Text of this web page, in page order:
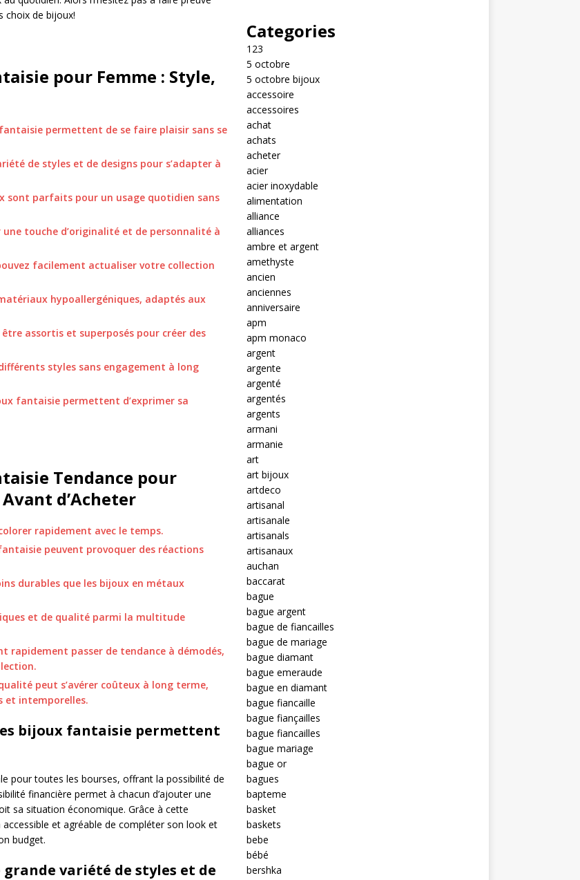
choix de bijoux!
pour Femme : Style,
permettent de se faire plaisir sans se
de styles et de designs pour s’adapter à
sont parfaits pour un usage quotidien sans
touche d’originalité et de personnalité à
facilement actualiser votre collection
hypoallergéniques, adaptés aux
assortis et superposés pour créer des
styles sans engagement à long
fantaisie permettent d’exprimer sa
Tendance pour
d’Acheter
rapidement avec le temps.
peuvent provoquer des réactions
durables que les bijoux en métaux
et de qualité parmi la multitude
rapidement passer de tendance à démodés,
peut s’avérer coûteux à long terme,
et intemporelles.
bijoux fantaisie permettent
pour toutes les bourses, offrant la possibilité de
financière permet à chacun d’ajouter une
sa situation économique. Grâce à cette
et agréable de compléter son look et
budget.
variété de styles et de
Categories
123
5 octobre
5 octobre bijoux
accessoire
accessoires
achat
achats
acheter
acier
acier inoxydable
alimentation
alliance
alliances
ambre et argent
amethyste
ancien
anciennes
anniversaire
apm
apm monaco
argent
argente
argenté
argentés
argents
armani
armanie
art
art bijoux
artdeco
artisanal
artisanale
artisanals
artisanaux
auchan
baccarat
bague
bague argent
bague de fiancailles
bague de mariage
bague diamant
bague emeraude
bague en diamant
bague fiancaille
bague fiançailles
bague fiancailles
bague mariage
bague or
bagues
bapteme
basket
baskets
bebe
bébé
bershka